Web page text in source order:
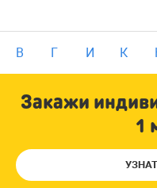
В Г И К
Закажи
1